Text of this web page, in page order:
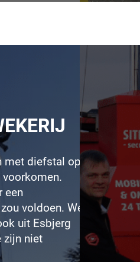
met diefstal op
een
voldoen. We
uit Esbjerg
zijn niet